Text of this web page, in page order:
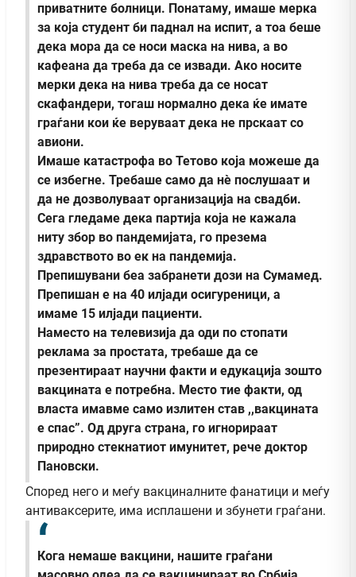
приватните болници. Понатаму, имаше мерка
за која студент би паднал на испит, а тоа беше
дека мора да се носи маска на нива, а во
кафеана да треба да се извади. Ако носите
мерки дека на нива треба да се носат
скафандери, тогаш нормално дека ќе имате
граѓани кои ќе веруваат дека не прскаат со
авиони.
Имаше катастрофа во Тетово која можеше да
се избегне. Требаше само да нè послушаат и
да не дозволуваат организација на свадби.
Сега гледаме дека партија која не кажала
ниту збор во пандемијата, го презема
здравството во ек на пандемија.
Препишувани беа забранети дози на Сумамед.
Препишан е на 40 илјади осигуреници, а
имаме 15 илјади пациенти.
Наместо на телевизија да оди по стопати
реклама за простата, требаше да се
презентираат научни факти и едукација зошто
вакцината е потребна. Место тие факти, од
власта имавме само излитен став ,,вакцината
е спас”. Од друга страна, го игнорираат
природно стекнатиот имунитет, рече доктор
Пановски.
Според него и меѓу вакциналните фанатици и меѓу
антиваксерите, има исплашени и збунети граѓани.
Кога немаше вакцини, нашите граѓани